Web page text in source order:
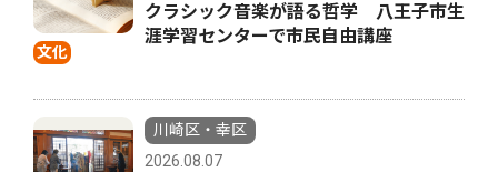
文化
クラシック音楽が語る哲学 八王子市生
涯学習センターで市民自由講座
川崎区・幸区
2026.08.07